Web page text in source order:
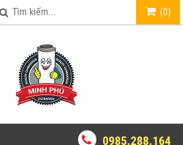
(0)
0985.288.164